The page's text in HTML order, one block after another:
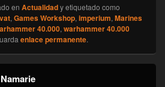
en Actualidady etiquetado como
, Games Workshop, imperium, Marines
40.000, warhammer 40.000
enlace permanente.